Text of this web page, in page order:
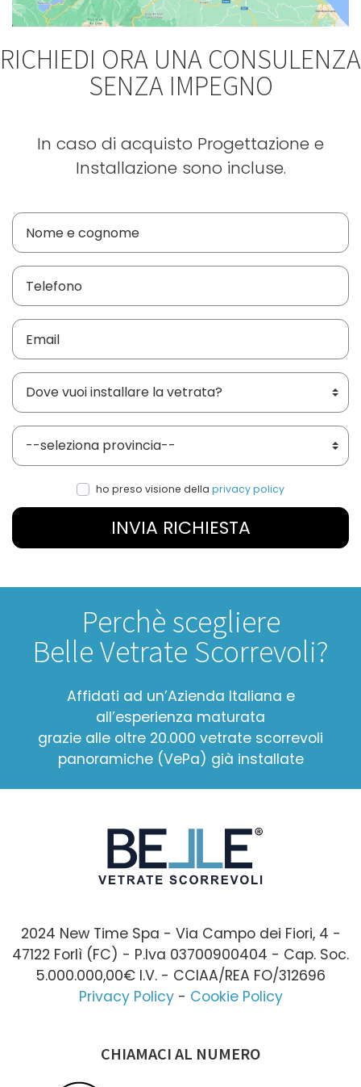
RICHIEDI ORA UNA CONSULENZA
SENZA IMPEGNO
In caso di acquisto Progettazione e
Installazione sono incluse.
Dove vuoi installare le vetrate?
Provincia
ho preso visione della privacy policy
INVIA RICHIESTA
Perchè scegliere
Belle Vetrate Scorrevoli?
Affidati ad un’Azienda Italiana e
all’esperienza maturata
grazie alle oltre 20.000 vetrate scorrevoli
panoramiche (VePa) già installate
2024 New Time Spa - Via Campo dei Fiori, 4 -
47122 Forlì (FC) - P.Iva 03700900404 - Cap. Soc.
5.000.000,00€ I.V. - CCIAA/REA FO/312696
Privacy Policy- Cookie Policy
CHIAMACI AL NUMERO